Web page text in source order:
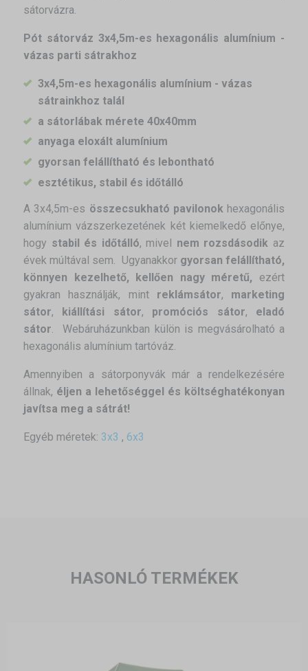
sátorvázra.
Pót sátorváz 3x4,5m-es hexagonális alumínium -
vázas parti sátrakhoz
3x4,5m-es hexagonális alumínium - vázas
sátrainkhoz talál
a sátorlábak mérete 40x40mm
anyaga eloxált alumínium
gyorsan felállítható és lebontható
esztétikus, stabil és időtálló
A 3x4,5m-es összecsukható pavilonok hexagonális
alumínium vázszerkezetének két kiemelkedő előnye,
hogy stabil és időtálló, mivel nem rozsdásodik az
évek múltával sem. Ugyanakkor gyorsan felállítható,
könnyen kezelhető, kellően nagy méretű, ezért
gyakran használják, mint reklámsátor, marketing
sátor, kiállítási sátor, promóciós sátor, eladó
sátor . Webáruházunkban külön is megvásárolható a
hexagonális alumínium tartóváz.
Amennyiben a sátorponyvák már a rendelkezésére
állnak, éljen a lehetőséggel és költséghatékonyan
javítsa meg a sátrát!
Egyéb méretek: 3x3 , 6x3
HASONLÓ TERMÉKEK